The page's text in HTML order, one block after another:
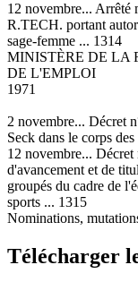
12 novembre... Arrêté
R.TECH. portant
sage-femme ... 1314
MINISTÈRE DE LA
DE L'EMPLOI
1971
2 novembre... Décret
Seck dans le corps
12 novembre...
d'avancement et de
groupés du cadre de
sports ... 1315
Nominations,
Télécharger